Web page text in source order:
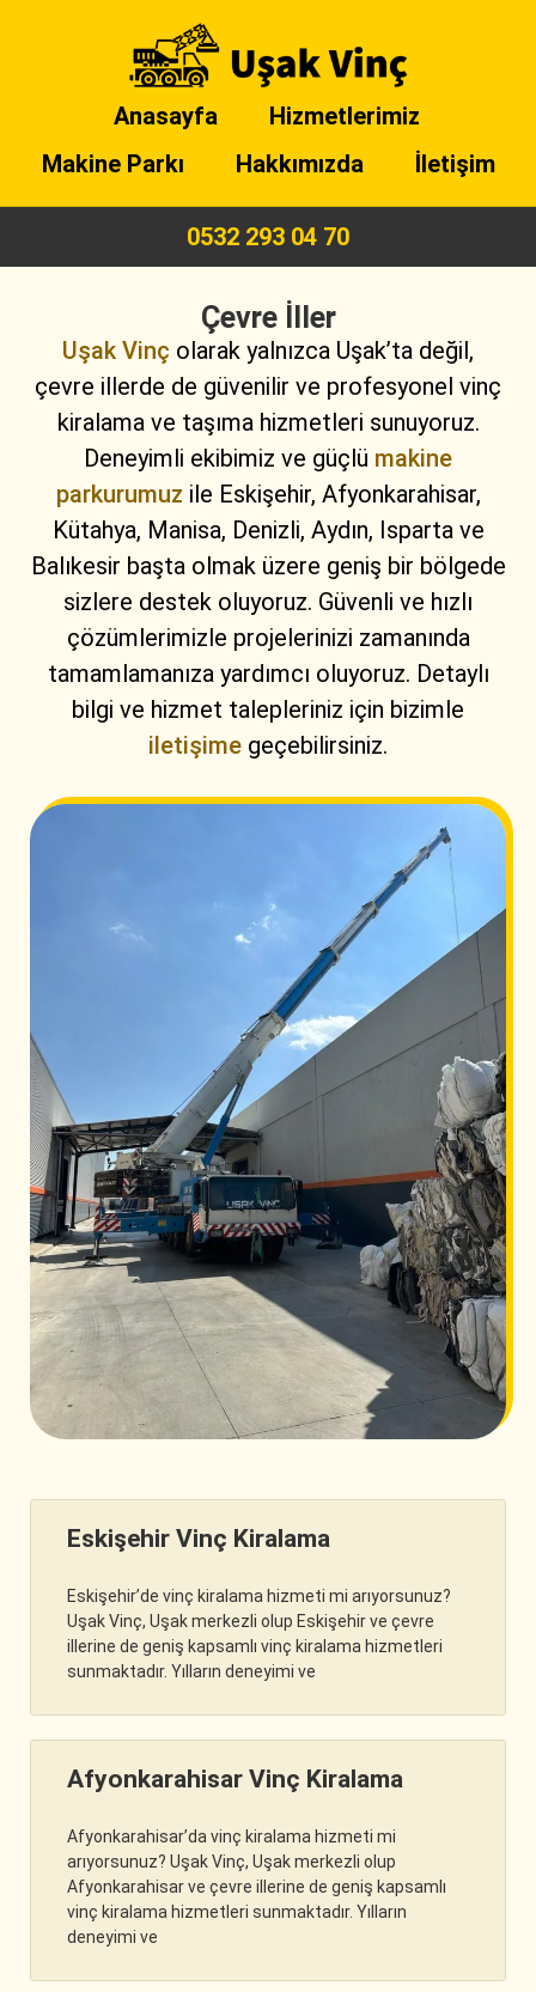
Anasayfa
Hizmetlerimiz
Makine Parkı
Hakkımızda İletişim
0532 293 04 70
Çevre İller
Uşak Vinç olarak yalnızca Uşak’ta değil,
çevre illerde de güvenilir ve profesyonel vinç
kiralama ve taşıma hizmetleri sunuyoruz.
Deneyimli ekibimiz ve güçlü makine
parkurumuz ile Eskişehir, Afyonkarahisar,
Kütahya, Manisa, Denizli, Aydın, Isparta ve
Balıkesir başta olmak üzere geniş bir bölgede
sizlere destek oluyoruz. Güvenli ve hızlı
çözümlerimizle projelerinizi zamanında
tamamlamanıza yardımcı oluyoruz. Detaylı
bilgi ve hizmet talepleriniz için bizimle
iletişime geçebilirsiniz.
Eskişehir Vinç Kiralama
Eskişehir’de vinç kiralama hizmeti mi arıyorsunuz?
Uşak Vinç, Uşak merkezli olup Eskişehir ve çevre
illerine de geniş kapsamlı vinç kiralama hizmetleri
sunmaktadır. Yılların deneyimi ve
Afyonkarahisar Vinç Kiralama
Afyonkarahisar’da vinç kiralama hizmeti mi
arıyorsunuz? Uşak Vinç, Uşak merkezli olup
Afyonkarahisar ve çevre illerine de geniş kapsamlı
vinç kiralama hizmetleri sunmaktadır. Yılların
deneyimi ve